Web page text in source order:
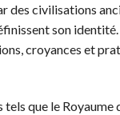
des civilisations
son
croyances et
que le